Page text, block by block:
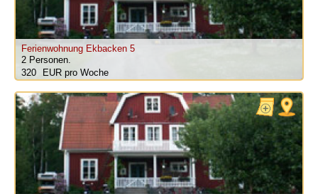
Ferienwohnung Ekbacken 5
2 Personen.
320
pro Woche